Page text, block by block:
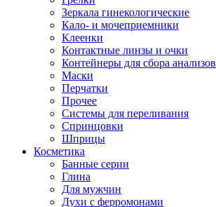
Зеркала гинекологические
Кало- и мочеприемники
Клеенки
Контактные линзы и очки
Контейнеры для сбора анализов
Маски
Перчатки
Прочее
Системы для переливания
Спринцовки
Шприцы
Косметика
Банные серии
Глина
Для мужчин
Духи с ферромонами